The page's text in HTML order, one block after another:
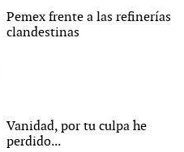
Pemex frente a las refinerías
clandestinas
Vanidad, por tu culpa he
perdido...